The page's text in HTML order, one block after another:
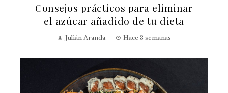
Consejos prácticos para eliminar
el azúcar añadido de tu dieta
Julián Aranda Hace 3 semanas